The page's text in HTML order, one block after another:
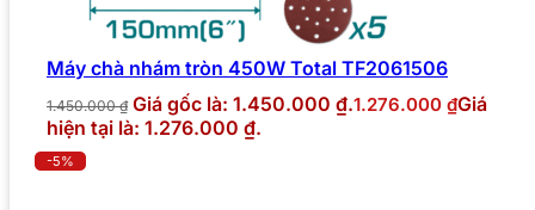
Máy chà nhám tròn 450W Total TF2061506
1.450.000₫ Giá gốc là: 1.450.000 ₫.1.276.000 ₫Giá
hiện tại là: 1.276.000 ₫.
-5%